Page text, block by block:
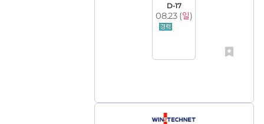
D-17
08.23 (일)